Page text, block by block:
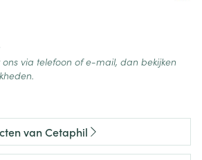
via telefoon of e-mail, dan bekijken
van Cetaphil